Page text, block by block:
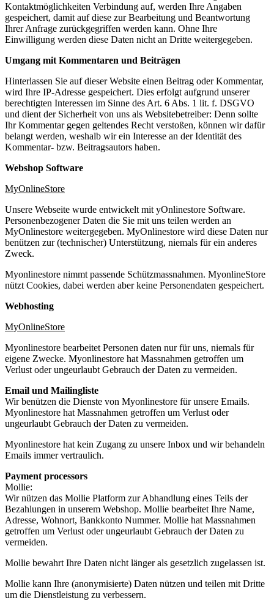
Kontaktmöglichkeiten Verbindung auf, werden Ihre Angaben
gespeichert, damit auf diese zur Bearbeitung und Beantwortung
Ihrer Anfrage zurückgegriffen werden kann. Ohne Ihre
Einwilligung werden diese Daten nicht an Dritte weitergegeben.
Umgang mit Kommentaren und Beiträgen
Hinterlassen Sie auf dieser Website einen Beitrag oder Kommentar,
wird Ihre IP-Adresse gespeichert. Dies erfolgt aufgrund unserer
berechtigten Interessen im Sinne des Art. 6 Abs. 1 lit. f. DSGVO
und dient der Sicherheit von uns als Websitebetreiber: Denn sollte
Ihr Kommentar gegen geltendes Recht verstoßen, können wir dafür
belangt werden, weshalb wir ein Interesse an der Identität des
Kommentar- bzw. Beitragsautors haben.
Webshop Software
MyOnlineStore
Unsere Webseite wurde entwickelt mit yOnlinestore Software.
Personenbezogener Daten die Sie mit uns teilen werden an
MyOnlinestore weitergegeben. MyOnlinestore wird diese Daten nur
benützen zur (technischer) Unterstützung, niemals für ein anderes
Zweck.
Myonlinestore nimmt passende Schützmassnahmen. MyonlineStore
nützt Cookies, dabei werden aber keine Personendaten gespeichert.
Webhosting
MyOnlineStore
Myonlinestore bearbeitet Personen daten nur für uns, niemals für
eigene Zwecke. Myonlinestore hat Massnahmen getroffen um
Verlust oder ungeurlaubt Gebrauch der Daten zu vermeiden.
Email und Mailingliste
Wir benützen die Dienste von Myonlinestore für unsere Emails.
Myonlinestore hat Massnahmen getroffen um Verlust oder
ungeurlaubt Gebrauch der Daten zu vermeiden.
Myonlinestore hat kein Zugang zu unsere Inbox und wir behandeln
Emails immer vertraulich.
Payment processors
Mollie:
Wir nützen das Mollie Platform zur Abhandlung eines Teils der
Bezahlungen in unserem Webshop. Mollie bearbeitet Ihre Name,
Adresse, Wohnort, Bankkonto Nummer. Mollie hat Massnahmen
getroffen um Verlust oder ungeurlaubt Gebrauch der Daten zu
vermeiden.
Mollie bewahrt Ihre Daten nicht länger als gesetzlich zugelassen ist.
Mollie kann Ihre (anonymisierte) Daten nützen und teilen mit Dritte
um die Dienstleistung zu verbessern.